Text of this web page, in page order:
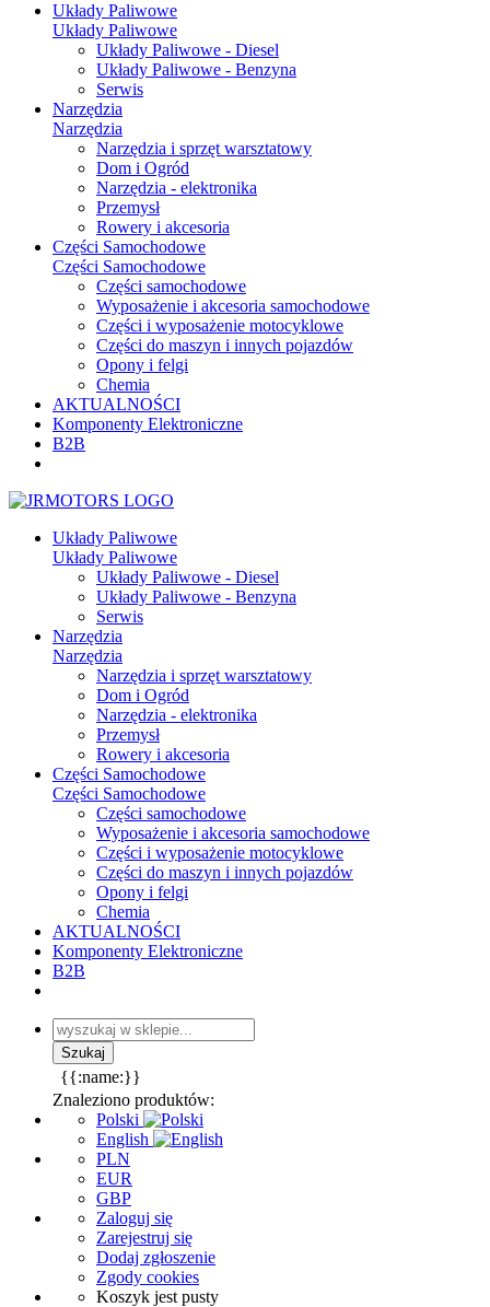
Układy Paliwowe
Układy Paliwowe
Układy Paliwowe - Diesel
Układy Paliwowe - Benzyna
Serwis
Narzędzia
Narzędzia
Narzędzia i sprzęt warsztatowy
Dom i Ogród
Narzędzia - elektronika
Przemysł
Rowery i akcesoria
Części Samochodowe
Części Samochodowe
Części samochodowe
Wyposażenie i akcesoria samochodowe
Części i wyposażenie motocyklowe
Części do maszyn i innych pojazdów
Opony i felgi
Chemia
AKTUALNOŚCI
Komponenty Elektroniczne
B2B
Układy Paliwowe
Układy Paliwowe
Układy Paliwowe - Diesel
Układy Paliwowe - Benzyna
Serwis
Narzędzia
Narzędzia
Narzędzia i sprzęt warsztatowy
Dom i Ogród
Narzędzia - elektronika
Przemysł
Rowery i akcesoria
Części Samochodowe
Części Samochodowe
Części samochodowe
Wyposażenie i akcesoria samochodowe
Części i wyposażenie motocyklowe
Części do maszyn i innych pojazdów
Opony i felgi
Chemia
AKTUALNOŚCI
Komponenty Elektroniczne
B2B
{{:name:}}
Znaleziono produktów:
Polski
English
PLN
EUR
GBP
Zaloguj się
Zarejestruj się
Dodaj zgłoszenie
Zgody cookies
Koszyk jest pusty